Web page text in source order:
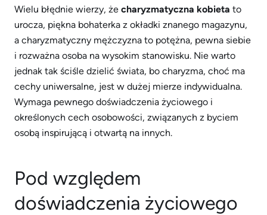
Wielu błędnie wierzy, że charyzmatyczna kobieta to
urocza, piękna bohaterka z okładki znanego magazynu,
a charyzmatyczny mężczyzna to potężna, pewna siebie
i rozważna osoba na wysokim stanowisku. Nie warto
jednak tak ściśle dzielić świata, bo charyzma, choć ma
cechy uniwersalne, jest w dużej mierze indywidualna.
Wymaga pewnego doświadczenia życiowego i
określonych cech osobowości, związanych z byciem
osobą inspirującą i otwartą na innych.
Pod względem
doświadczenia życiowego